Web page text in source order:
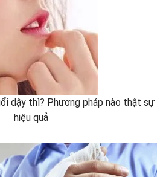
dậy thì? Phương pháp nào thật sự
hiệu quả